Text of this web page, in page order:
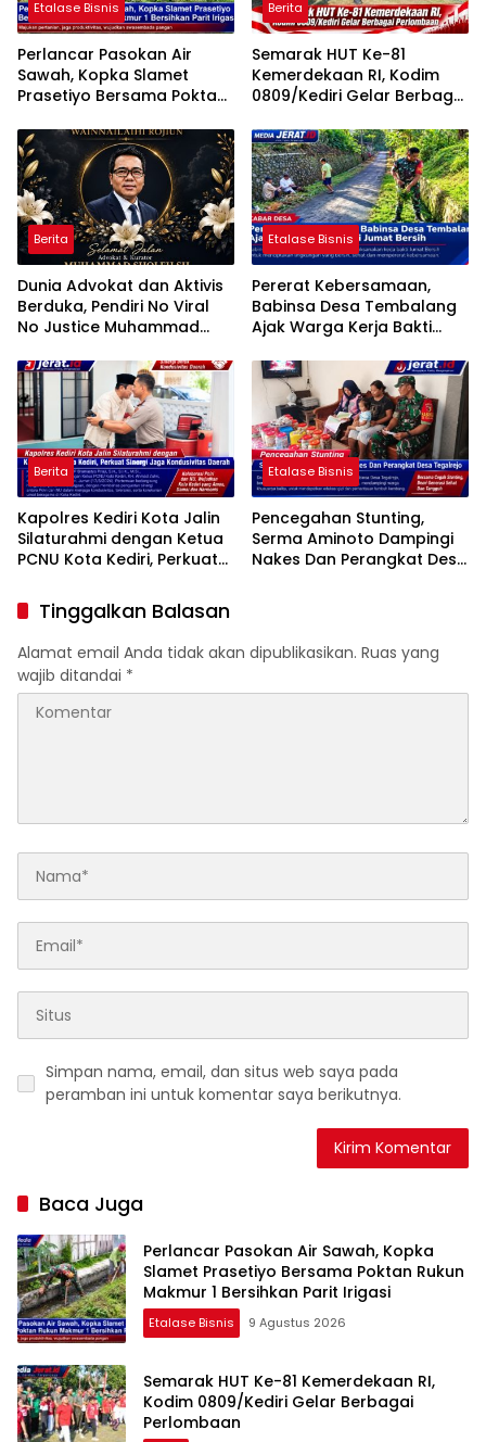
Etalase Bisnis
Perlancar Pasokan Air
Sawah, Kopka Slamet
Prasetiyo Bersama Poktan
Parit Irigasi
Berita
Semarak HUT Ke-81
Kemerdekaan RI, Kodim
0809/Kediri Gelar Berbagai
Berita
Dunia Advokat dan Aktivis
Berduka, Pendiri No Viral
No Justice Muhammad
Etalase Bisnis
Pererat Kebersamaan,
Babinsa Desa Tembalang
Ajak Warga Kerja Bakti
Berita
Kapolres Kediri Kota Jalin
Silaturahmi dengan Ketua
PCNU Kota Kediri, Perkuat
Daerah
Etalase Bisnis
Pencegahan Stunting,
Serma Aminoto Dampingi
Nakes Dan Perangkat Desa
Tinggalkan Balasan
Alamat email Anda tidak akan dipublikasikan. Ruas yang
wajib ditandai *
Simpan nama, email, dan situs web saya pada
peramban ini untuk komentar saya berikutnya.
Baca Juga
Perlancar Pasokan Air Sawah, Kopka
Slamet Prasetiyo Bersama Poktan Rukun
Makmur 1 Bersihkan Parit Irigasi
Etalase Bisnis 9 Agustus 2026
Semarak HUT Ke-81 Kemerdekaan RI,
Kodim 0809/Kediri Gelar Berbagai
Perlombaan